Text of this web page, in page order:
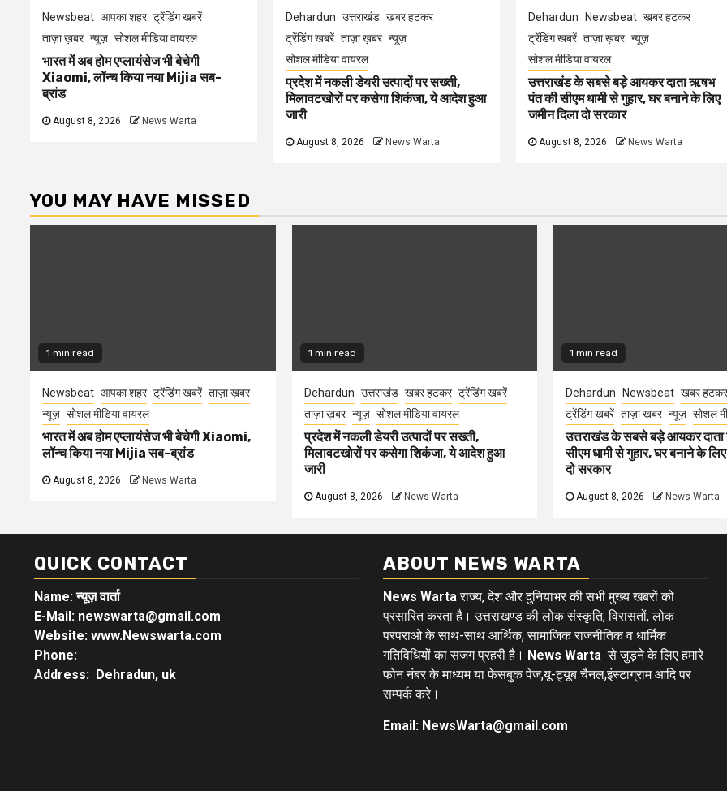
Newsbeat आपका शहर ट्रेंडिंग खबरें
ताज़ा ख़बर न्यूज़ सोशल मीडिया वायरल
भारत में अब होम एप्लायंसेज भी बेचेगी
Xiaomi, लॉन्च किया नया Mijia सब-
ब्रांड
August 8, 2026 News Warta
Dehardun उत्तराखंड खबर हटकर
ट्रेंडिंग खबरें ताज़ा ख़बर न्यूज़
सोशल मीडिया वायरल
प्रदेश में नकली डेयरी उत्पादों पर सख्ती,
मिलावटखोरों पर कसेगा शिकंजा, ये आदेश हुआ
जारी
August 8, 2026 News Warta
Dehardun Newsbeat खबर हटकर
ट्रेंडिंग खबरें ताज़ा ख़बर न्यूज़
सोशल मीडिया वायरल
उत्तराखंड के सबसे बड़े आयकर दाता ऋषभ
पंत की सीएम धामी से गुहार, घर बनाने के लिए
जमीन दिला दो सरकार
August 8, 2026 News Warta
YOU MAY HAVE MISSED
1 min read
Newsbeat आपका शहर ट्रेंडिंग खबरें ताज़ा ख़बर
न्यूज़ सोशल मीडिया वायरल
भारत में अब होम एप्लायंसेज भी बेचेगी Xiaomi,
लॉन्च किया नया Mijia सब-ब्रांड
August 8, 2026 News Warta
1 min read
Dehardun उत्तराखंड खबर हटकर ट्रेंडिंग खबरें
ताज़ा ख़बर न्यूज़ सोशल मीडिया वायरल
प्रदेश में नकली डेयरी उत्पादों पर सख्ती,
मिलावटखोरों पर कसेगा शिकंजा, ये आदेश हुआ
जारी
August 8, 2026 News Warta
1 min read
Dehardun Newsbeat खबर हटकर
ट्रेंडिंग खबरें ताज़ा ख़बर न्यूज़ सोशल
उत्तराखंड के सबसे बड़े आयकर
सीएम धामी से गुहार, घर बनाने के
दो सरकार
August 8, 2026 News Warta
QUICK CONTACT
Name: न्यूज़ वार्ता
E-Mail: newswarta@gmail.com
Website: www.Newswarta.com
Phone:
Address: Dehradun, uk
ABOUT NEWS WARTA
News Wartaराज्य, देश और दुनियाभर की सभी मुख्य खबरों को
प्रसारित करता है। उत्तराखण्ड की लोक संस्कृति, विरासतों, लोक
परंपराओ के साथ-साथ आर्थिक, सामाजिक राजनीतिक व धार्मिक
गतिविधियों का सजग प्रहरी है। News Warta से जुड़ने के लिए हमारे
फोन नंबर के माध्यम या फेसबुक पेज,यू-ट्यूब चैनल,इंस्टाग्राम आदि पर
सम्पर्क करे।
Email: NewsWarta@gmail.com